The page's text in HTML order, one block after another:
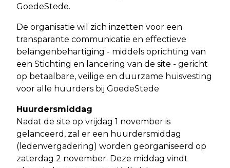
GoedeStede.
De organisatie wil zich inzetten voor een
transparante communicatie en effectieve
belangenbehartiging - middels oprichting van
een Stichting en lancering van de site - gericht
op betaalbare, veilige en duurzame huisvesting
voor alle huurders bij GoedeStede
Huurdersmiddag
Nadat de site op vrijdag 1 november is
gelanceerd, zal er een huurdersmiddag
(ledenvergadering) worden georganiseerd op
zaterdag 2 november. Deze middag vindt